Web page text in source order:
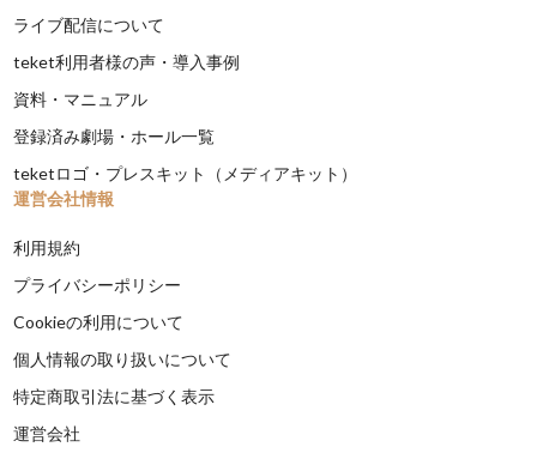
ライブ配信について
teket利用者様の声・導入事例
資料・マニュアル
登録済み劇場・ホール一覧
teketロゴ・プレスキット（メディアキット）
運営会社情報
利用規約
プライバシーポリシー
Cookieの利用について
個人情報の取り扱いについて
特定商取引法に基づく表示
運営会社